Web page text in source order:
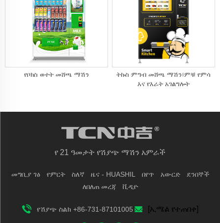
የቦክስ ወተት መሸጫ ማሽን
ትኩስ ምግብ መሸጫ ማሽን፣ምቹ የምሳ
እና የእራት አገልግሎት
የ 21 ዓመታት የሽያጭ ማሽን አምራች
መግቢያ ገፅ የምርት ስለኛ ዜና - HUASHIL በየጥ አውርድ
ደንበኞች
ለበለጠ መረጃ
ቪዲዮ
የሽያጭ ስልክ +86-731-87101005 [ኢሜል የተጠበቀ]